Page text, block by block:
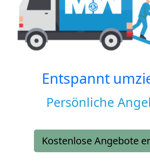
Entspannt
Persönliche
Kostenlose Angebote